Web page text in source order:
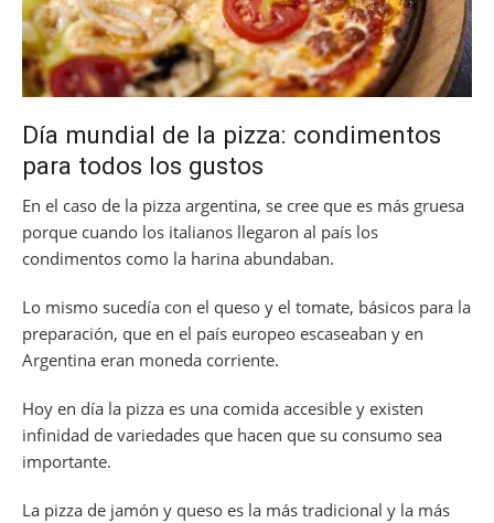
Día mundial de la pizza: condimentos
para todos los gustos
En el caso de la pizza argentina, se cree que es más gruesa
porque cuando los italianos llegaron al país los
condimentos como la harina abundaban.
Lo mismo sucedía con el queso y el tomate, básicos para la
preparación, que en el país europeo escaseaban y en
Argentina eran moneda corriente.
Hoy en día la pizza es una comida accesible y existen
infinidad de variedades que hacen que su consumo sea
importante.
La pizza de jamón y queso es la más tradicional y la más